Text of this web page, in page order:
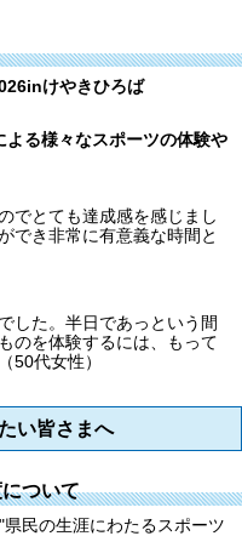
けやきひろば
様々なスポーツの体験や
でとても達成感を感じまし
でき非常に有意義な時間と
した。半日であっという間
のを体験するには、もって
50代女性）
い皆さまへ
ついて
民の生涯にわたるスポーツ